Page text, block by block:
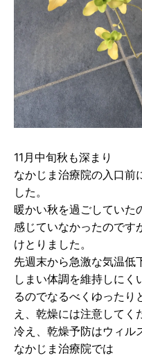
11月中旬秋も深まり
なかじま治療院の入口前
した。
暖かい秋を過ごしていた
感じていなかったのです
けとりました。
先週末から急激な気温低
しまい体調を維持しにく
るのでなるべくゆったり
え、乾燥には注意してく
冷え、乾燥予防はウィル
なかじま治療院では